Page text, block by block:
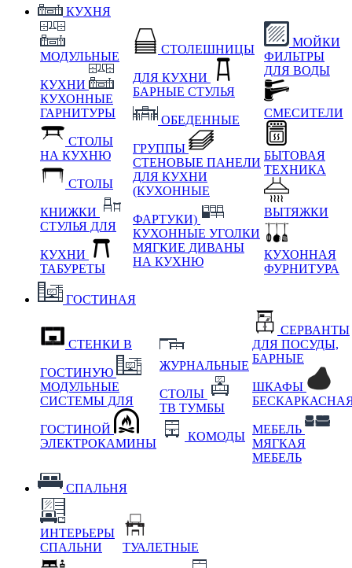
КУХНЯ
МОДУЛЬНЫЕ
КУХНИ
КУХОННЫЕ
ГАРНИТУРЫ
СТОЛЫ
НА КУХНЮ
СТОЛЫ
КНИЖКИ
СТУЛЬЯ ДЛЯ
КУХНИ
ТАБУРЕТЫ
СТОЛЕШНИЦЫ
ДЛЯ КУХНИ
БАРНЫЕ СТУЛЬЯ
ОБЕДЕННЫЕ
ГРУППЫ
СТЕНОВЫЕ ПАНЕЛИ
ДЛЯ КУХНИ
(КУХОННЫЕ
ФАРТУКИ)
КУХОННЫЕ УГОЛКИ
МЯГКИЕ ДИВАНЫ
НА КУХНЮ
МОЙКИ
ФИЛЬТРЫ
ДЛЯ ВОДЫ
СМЕСИТЕЛИ
БЫТОВАЯ
ТЕХНИКА
ВЫТЯЖКИ
КУХОННАЯ
ФУРНИТУРА
ГОСТИНАЯ
СТЕНКИ В
ГОСТИНУЮ
МОДУЛЬНЫЕ
СИСТЕМЫ ДЛЯ
ГОСТИНОЙ
ЭЛЕКТРОКАМИНЫ
ЖУРНАЛЬНЫЕ
СТОЛЫ
ТВ ТУМБЫ
КОМОДЫ
СЕРВАНТЫ
ДЛЯ ПОСУДЫ,
БАРНЫЕ
ШКАФЫ
МЕБЕЛЬ
МЯГКАЯ
МЕБЕЛЬ
СПАЛЬНЯ
ИНТЕРЬЕРЫ
СПАЛЬНИ
ТУАЛЕТНЫЕ